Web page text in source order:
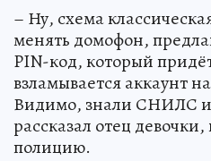
– Ну, схема
менять домофон,
PIN-код, который
взламывается аккаунт
Видимо, знали СНИЛС и
рассказал отец
полицию.